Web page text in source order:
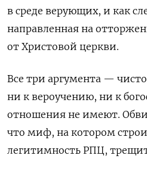
в среде верующих, и как
направленная на
от Христовой церкви.
Все три аргумента —
ни к вероучению, ни к
отношения не имеют.
что миф, на котором
легитимность РПЦ,